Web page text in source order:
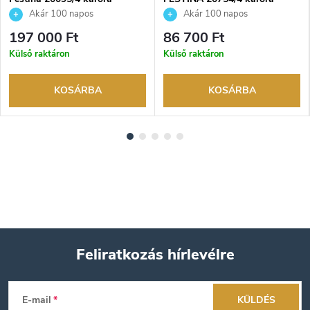
Akár 100 napos
visszaküldési lehetőség. Hivatalos
márkakereskedő.
197 000 Ft
Külső raktáron
KOSÁRBA
Akár 100 napos
visszaküldési lehetőség. Hivatalos
márkakereskedő.
86 700 Ft
Külső raktáron
KOSÁRBA
L
Feliratkozás hírlevélre
E-mail KÜLDÉS